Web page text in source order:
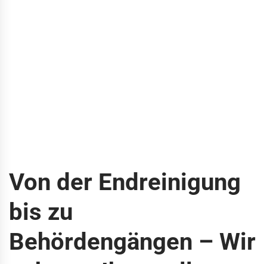
Von der Endreinigung
bis zu
Behördengängen – Wir